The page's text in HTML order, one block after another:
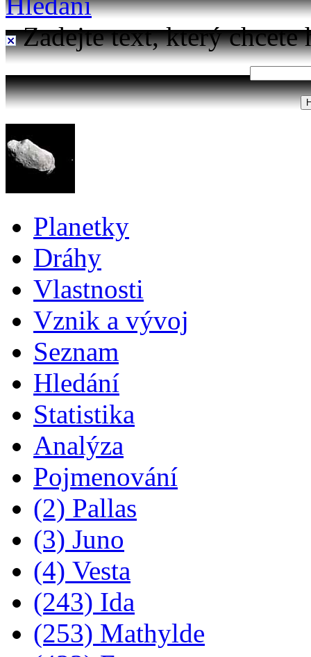
Zadejte text, který chcete
Planetky
Dráhy
Vlastnosti
Vznik a vývoj
Seznam
Hledání
Statistika
Analýza
Pojmenování
(2) Pallas
(3) Juno
(4) Vesta
(243) Ida
(253) Mathylde